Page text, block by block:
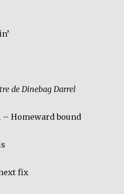
de Dinebag Darrel
– Homeward bound
fix